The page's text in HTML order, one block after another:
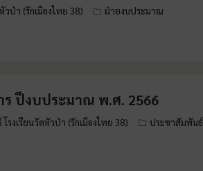
วป่า (รักเมืองไทย 38) ฝ่ายงบประมาณ
ปีงบประมาณ พ.ศ. 2566
รงเรียนวัดหัวป่า (รักเมืองไทย 38) ประชาสัมพันธ์